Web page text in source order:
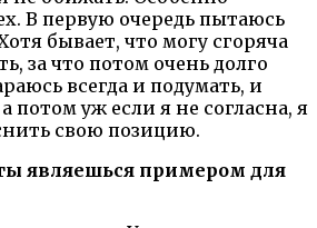
В первую очередь пытаюсь
бывает, что могу сгоряча
за что потом очень долго
всегда и подумать, и
потом уж если я не согласна, я
свою позицию.
являешься примером для